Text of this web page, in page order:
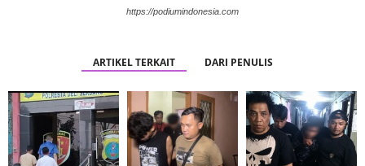
https://podiumindonesia.com
ARTIKEL TERKAIT DARI PENULIS